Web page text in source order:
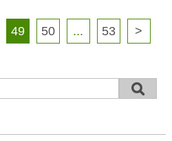
49 50 ... 53 >